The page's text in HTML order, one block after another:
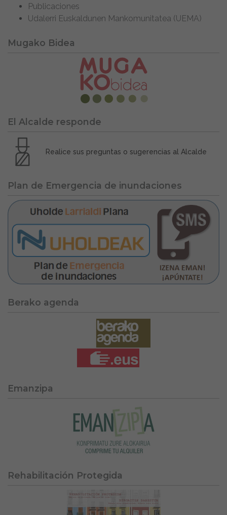
Publicaciones
Udalerri Euskaldunen Mankomunitatea (UEMA)
Mugako Bidea
El Alcalde responde
Realice sus preguntas o sugerencias al Alcalde
Plan de Emergencia de inundaciones
Berako agenda
Emanzipa
Rehabilitación Protegida